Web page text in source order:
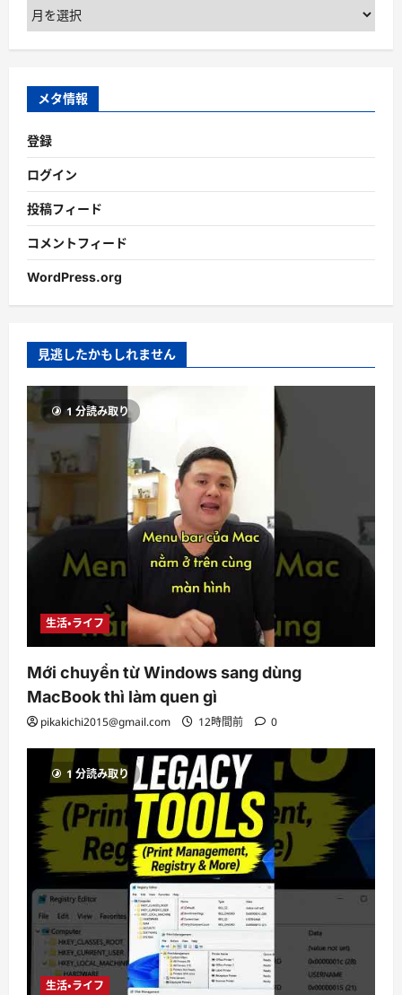
ア
ー
カ
ブ
メタ情報
登録
ログイン
投稿フィード
コメントフィード
WordPress.org
見逃したかもしれません
1 分読み取り
生活・ライフ
Mới chuyển từ Windows sang dùng
MacBook thì làm quen gì
pikakichi2015@gmail.com 12時間前 0
1 分読み取り
生活・ライフ